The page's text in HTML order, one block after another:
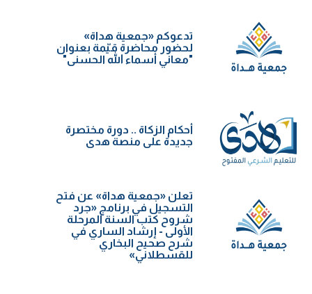
تدعوكم «جمعية هداة»
لحضور محاضرة قيّمة بعنوان
"معاني أسماء الله الحسنى"
أحكام الزكاة .. دورة مختصرة
جديدة على منصة هدى
تعلن «جمعية هداة» عن فتح
التسجيل في برنامج «جرد
شروح كتب السنة️ المرحلة
الأولى - إرشاد الساري في
شرح صحيح البخاري
للقسطلاني»